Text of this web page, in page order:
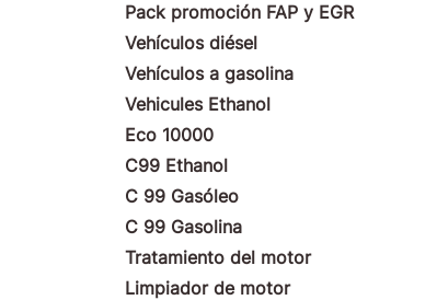
Pack promoción FAP y EGR
Vehículos diésel
Vehículos a gasolina
Vehicules Ethanol
Eco 10000
C99 Ethanol
C 99 Gasóleo
C 99 Gasolina
Tratamiento del motor
Limpiador de motor